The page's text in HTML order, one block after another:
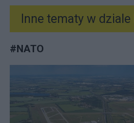
Inne tematy w dziale
#NATO